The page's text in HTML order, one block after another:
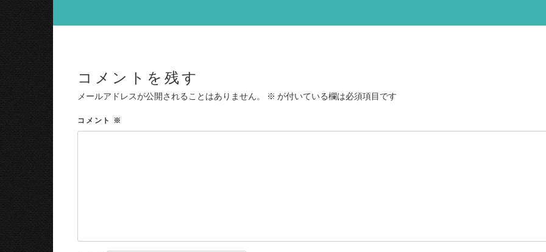
コメントを残す
メールアドレスが公開されることはありません。 ※ が付いている欄は必須項目です
コメント ※